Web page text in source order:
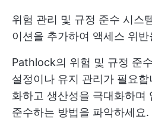
위험 관리 및 규정 준수 시스
이션을 추가하여 액세스 위
Pathlock의 위험 및 규정 준
설정이나 유지 관리가 필요
화하고 생산성을 극대화하며
준수하는 방법을 파악하세요.